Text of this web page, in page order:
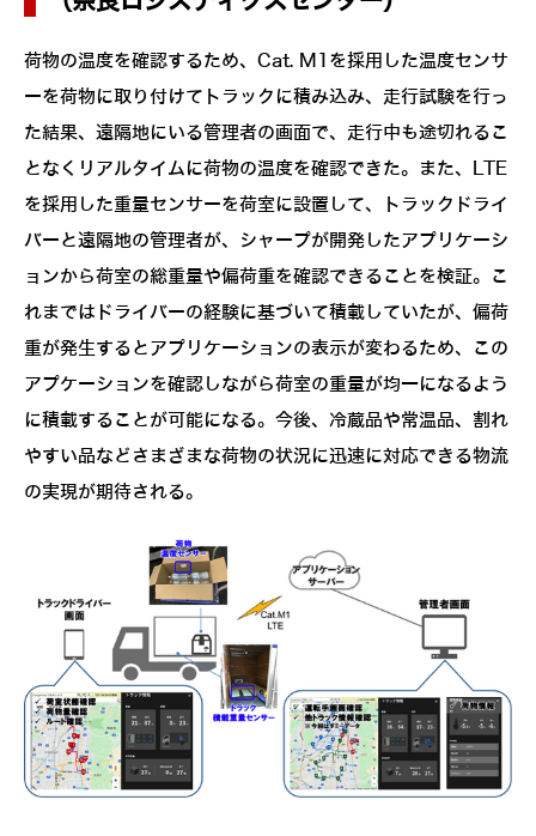
荷物の温度を確認するため、Cat. M1を採用した温度センサ
ーを荷物に取り付けてトラックに積み込み、走行試験を行っ
た結果、遠隔地にいる管理者の画面で、走行中も途切れるこ
となくリアルタイムに荷物の温度を確認できた。また、LTE
を採用した重量センサーを荷室に設置して、トラックドライ
バーと遠隔地の管理者が、シャープが開発したアプリケーシ
ョンから荷室の総重量や偏荷重を確認できることを検証。こ
れまではドライバーの経験に基づいて積載していたが、偏荷
重が発生するとアプリケーションの表示が変わるため、この
アプケーションを確認しながら荷室の重量が均一になるよう
に積載することが可能になる。今後、冷蔵品や常温品、割れ
やすい品などさまざまな荷物の状況に迅速に対応できる物流
の実現が期待される。